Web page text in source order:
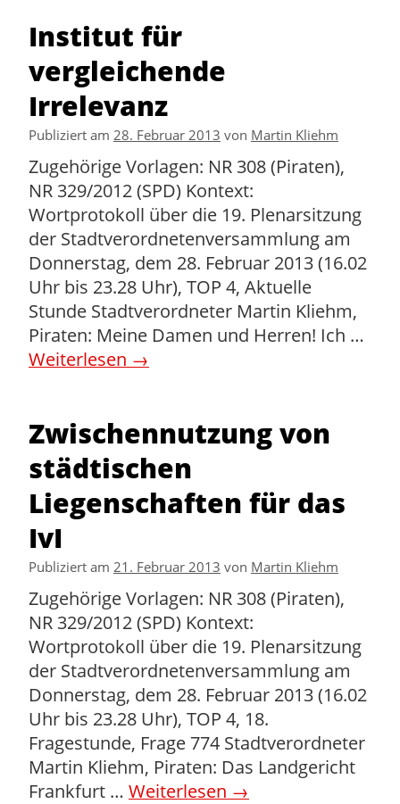
Institut für
vergleichende
Irrelevanz
Publiziert am 28. Februar 2013 von Martin Kliehm
Zugehörige Vorlagen: NR 308 (Piraten),
NR 329/2012 (SPD) Kontext:
Wortprotokoll über die 19. Plenarsitzung
der Stadtverordnetenversammlung am
Donnerstag, dem 28. Februar 2013 (16.02
Uhr bis 23.28 Uhr), TOP 4, Aktuelle
Stunde Stadtverordneter Martin Kliehm,
Piraten: Meine Damen und Herren! Ich …
Weiterlesen →
Zwischennutzung von
städtischen
Liegenschaften für das
IvI
Publiziert am 21. Februar 2013 von Martin Kliehm
Zugehörige Vorlagen: NR 308 (Piraten),
NR 329/2012 (SPD) Kontext:
Wortprotokoll über die 19. Plenarsitzung
der Stadtverordnetenversammlung am
Donnerstag, dem 28. Februar 2013 (16.02
Uhr bis 23.28 Uhr), TOP 4, 18.
Fragestunde, Frage 774 Stadtverordneter
Martin Kliehm, Piraten: Das Landgericht
Frankfurt … Weiterlesen →